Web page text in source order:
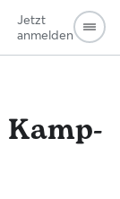
Jetzt
anmelden
Kamp-